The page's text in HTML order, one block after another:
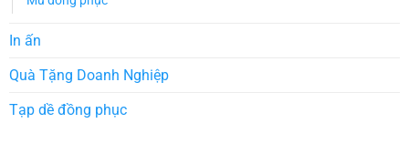
In ấn
Quà Tặng Doanh Nghiệp
Tạp dề đồng phục